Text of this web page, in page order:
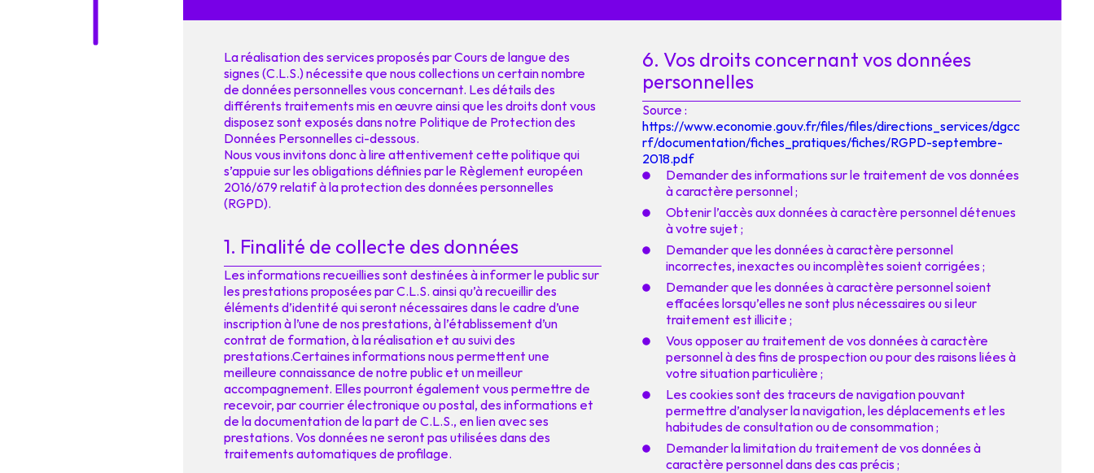
La réalisation des services proposés par Cours de langue des
signes (C.L.S.) nécessite que nous collections un certain nombre
de données personnelles vous concernant. Les détails des
différents traitements mis en œuvre ainsi que les droits dont vous
disposez sont exposés dans notre Politique de Protection des
Données Personnelles ci-dessous.
Nous vous invitons donc à lire attentivement cette politique qui
s’appuie sur les obligations définies par le Règlement européen
2016/679 relatif à la protection des données personnelles
(RGPD).
1. Finalité de collecte des données
Les informations recueillies sont destinées à informer le public sur
les prestations proposées par C.L.S. ainsi qu’à recueillir des
éléments d’identité qui seront nécessaires dans le cadre d’une
inscription à l’une de nos prestations, à l’établissement d’un
contrat de formation, à la réalisation et au suivi des
prestations.Certaines informations nous permettent une
meilleure connaissance de notre public et un meilleur
accompagnement. Elles pourront également vous permettre de
recevoir, par courrier électronique ou postal, des informations et
de la documentation de la part de C.L.S., en lien avec ses
prestations. Vos données ne seront pas utilisées dans des
traitements automatiques de profilage.
6. Vos droits concernant vos données
personnelles
Source :
https://www.economie.gouv.fr/files/files/directions_services/dgcc
rf/documentation/fiches_pratiques/fiches/RGPD-septembre-
2018.pdf
Demander des informations sur le traitement de vos données
à caractère personnel ;
Obtenir l’accès aux données à caractère personnel détenues
à votre sujet ;
Demander que les données à caractère personnel
incorrectes, inexactes ou incomplètes soient corrigées ;
Demander que les données à caractère personnel soient
effacées lorsqu’elles ne sont plus nécessaires ou si leur
traitement est illicite ;
Vous opposer au traitement de vos données à caractère
personnel à des fins de prospection ou pour des raisons liées à
votre situation particulière ;
Les cookies sont des traceurs de navigation pouvant
permettre d’analyser la navigation, les déplacements et les
habitudes de consultation ou de consommation ;
Demander la limitation du traitement de vos données à
caractère personnel dans des cas précis ;